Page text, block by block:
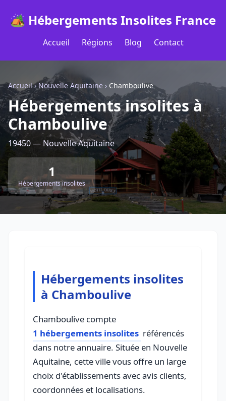
🏕️ Hébergements Insolites France
Accueil Régions Blog Contact
Accueil›Nouvelle Aquitaine › Chamboulive
Hébergements insolites à
Chamboulive
19450 — Nouvelle Aquitaine
1
Hébergements insolites
Hébergements insolites
à Chamboulive
Chamboulive compte
1 hébergements insolites référencés
dans notre annuaire. Située en Nouvelle
Aquitaine, cette ville vous offre un large
choix d'établissements avec avis clients,
coordonnées et localisations.